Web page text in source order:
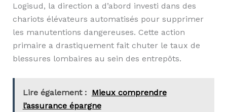
Logisud, la direction a d’abord investi dans des
chariots élévateurs automatisés pour supprimer
les manutentions dangereuses. Cette action
primaire a drastiquement fait chuter le taux de
blessures lombaires au sein des entrepôts.
Lire également : Mieux comprendre
l’assurance épargne